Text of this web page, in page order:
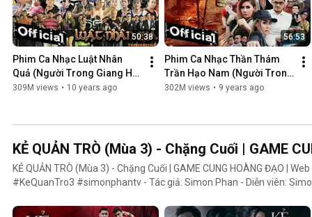
50:38
Phim Ca Nhạc Luật Nhân
Quả (Người Trong Giang Hồ
4) - Lâm Chấn Khang 2016
309M views • 10 years ago
56:53
Phim Ca Nhạc Thần Thám
Trần Hạo Nam (Người Trong
Giang Hồ 5) - Lâm Chấn
302M views • 9 years ago
KẺ QUẢN TRÒ (Mùa 3) - Chặng Cuối | GAME
KẺ QUẢN TRÒ (Mùa 3) - Chặng Cuối | GAME CUNG HOÀNG ĐẠO |
#KeQuanTro3 #simonphantv - Tác giả: Simon Phan - Diễn viên: Simon Phan, Bnat, Huỳnh Nhựt,
hơi hướng của show truyền hình thực tế, nhưng dần trở nên đen tối